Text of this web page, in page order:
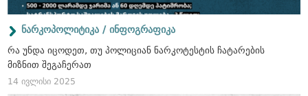
ნარკოპოლიტიკა / ინფოგრაფიკა
რა უნდა იცოდეთ, თუ პოლიციან ნარკოტესტის ჩატარების
მიზნით შეგაჩერათ
14 ივლისი 2025